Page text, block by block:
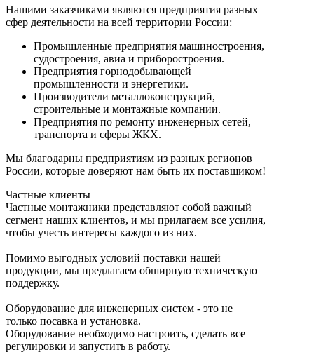
Нашими заказчиками являются предприятия разных
сфер деятельности на всей территории России:
Промышленные предприятия машиностроения,
судостроения, авиа и приборостроения.
Предприятия горнодобывающей
промышленности и энергетики.
Производители металлоконструкций,
строительные и монтажные компании.
Предприятия по ремонту инженерных сетей,
транспорта и сферы ЖКХ.
Мы благодарны предприятиям из разных регионов
России, которые доверяют нам быть их поставщиком!
Частные клиенты
Частные монтажники представляют собой важный
сегмент наших клиентов, и мы прилагаем все усилия,
чтобы учесть интересы каждого из них.
Помимо выгодных условий поставки нашей
продукции, мы предлагаем обширную техническую
поддержку.
Оборудование для инженерных систем - это не
только посавка и установка.
Оборудование необходимо настроить, сделать все
регулировки и запустить в работу.